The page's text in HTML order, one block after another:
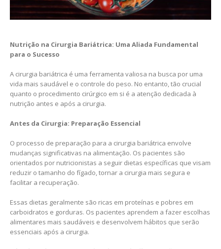
Nutrição na Cirurgia Bariátrica: Uma Aliada Fundamental
para o Sucesso
A cirurgia bariátrica é uma ferramenta valiosa na busca por uma
vida mais saudável e o controle do peso. No entanto, tão crucial
quanto o procedimento cirúrgico em si é a atenção dedicada à
nutrição antes e após a cirurgia.
Antes da Cirurgia: Preparação Essencial
O processo de preparação para a cirurgia bariátrica envolve
mudanças significativas na alimentação. Os pacientes são
orientados por nutricionistas a seguir dietas específicas que visam
reduzir o tamanho do fígado, tornar a cirurgia mais segura e
facilitar a recuperação.
Essas dietas geralmente são ricas em proteínas e pobres em
carboidratos e gorduras. Os pacientes aprendem a fazer escolhas
alimentares mais saudáveis e desenvolvem hábitos que serão
essenciais após a cirurgia.